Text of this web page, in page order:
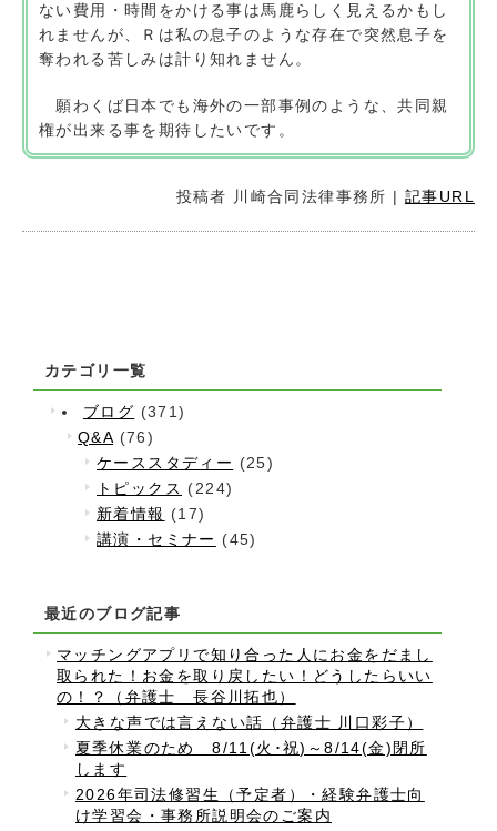
ない費用・時間をかける事は馬鹿らしく見えるかもし
れませんが、Ｒは私の息子のような存在で突然息子を
奪われる苦しみは計り知れません。
願わくば日本でも海外の一部事例のような、共同親
権が出来る事を期待したいです 。
投稿者 川崎合同法律事務所 | 記事URL
カテゴリ一覧
ブログ (371)
Q&A (76)
ケーススタディー (25)
トピックス (224)
新着情報 (17)
講演・セミナー (45)
最近のブログ記事
マッチングアプリで知り合った人にお金をだまし
取られた！お金を取り戻したい！どうしたらいい
の！？（弁護士 長谷川拓也）
大きな声では言えない話（弁護士 川口彩子）
夏季休業のため 8/11(火･祝)～8/14(金)閉所
します
2026年司法修習生（予定者）・経験弁護士向
け学習会・事務所説明会のご案内